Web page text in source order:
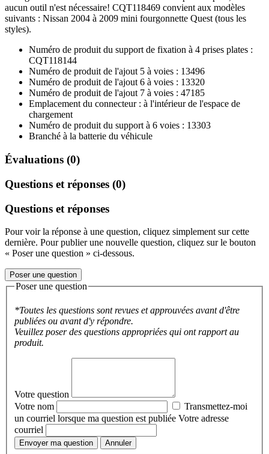
aucun outil n'est nécessaire! CQT118469 convient aux modèles
suivants : Nissan 2004 à 2009 mini fourgonnette Quest (tous les
styles).
Numéro de produit du support de fixation à 4 prises plates :
CQT118144
Numéro de produit de l'ajout 5 à voies : 13496
Numéro de produit de l'ajout 6 à voies : 13320
Numéro de produit de l'ajout 7 à voies : 47185
Emplacement du connecteur : à l'intérieur de l'espace de
chargement
Numéro de produit du support à 6 voies : 13303
Branché à la batterie du véhicule
Évaluations (0)
Questions et réponses (0)
Questions et réponses
Pour voir la réponse à une question, cliquez simplement sur cette
dernière. Pour publier une nouvelle question, cliquez sur le bouton
« Poser une question » ci-dessous.
Poser une question
Poser une question
*Toutes les questions sont revues et approuvées avant d'être
publiées ou avant d'y répondre.
Veuillez poser des questions appropriées qui ont rapport au
produit.
Votre question
Votre nom
Transmettez-moi
un courriel lorsque ma question est publiée Votre adresse
courriel
Envoyer ma question Annuler